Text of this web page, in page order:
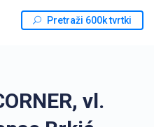
Pretraži 600k tvrtki
vl.